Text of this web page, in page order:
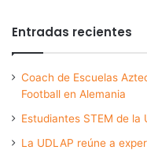
Entradas recientes
Coach de Escuelas
Football en Alemania
Estudiantes STEM de
La UDLAP reúne a